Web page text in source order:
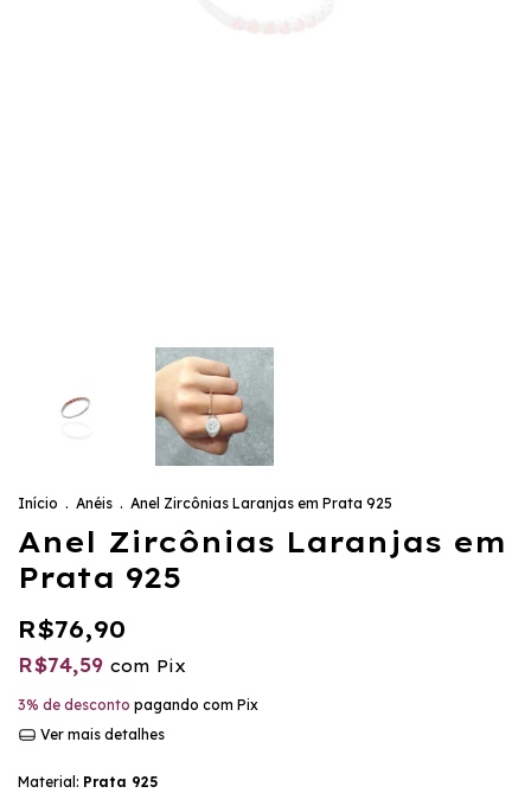
Início . Anéis . Anel Zircônias Laranjas em Prata 925
Anel Zircônias Laranjas em
Prata 925
R$76,90
R$74,59 com Pix
3% de desconto pagando com Pix
Ver mais detalhes
Material: Prata 925